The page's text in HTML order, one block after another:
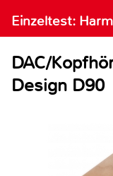
Einzeltest:
DAC/
Design D90